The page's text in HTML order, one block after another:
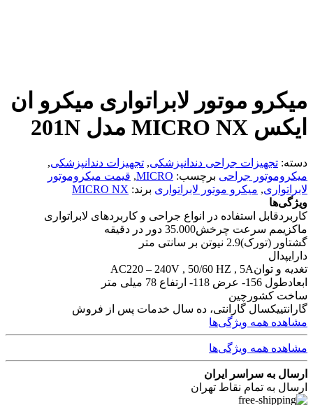
میکرو موتور لابراتواری میکرو ان
ایکس MICRO NX مدل 201N
دسته: تجهیزات جراحی دندانپزشکی, تجهیزات دندانپزشکی,
میکروموتور جراحی برچسب: MICRO
, قیمت میکروموتور
لابراتواری, میکرو موتور لابراتواری برند: MICRO NX
ویژگی‌ها
کاربردقابل استفاده در انواع جراحی و کاربردهای لابراتواری
ماکزیمم سرعت چرخش35.000 دور در دقیقه
گشتاور (تورک)2.9 نیوتن بر سانتی متر
دارایپدال
تغدیه و توانAC220 – 240V , 50/60 HZ , 5A
ابعادطول 156- عرض 118- ارتفاع 78 میلی متر
ساخت کشور چین
گارانتییکسال گارانتی، ده سال خدمات پس از فروش
مشاهده همه ویژگی‌ها
مشاهده همه ویژگی‌ها
ارسال به سراسر ایران
ارسال به تمام نقاط تهران